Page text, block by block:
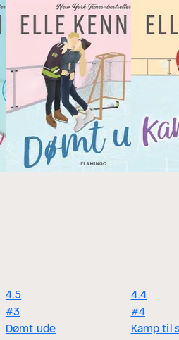
4.5
#3
Dømt ude
4.4
#4
Kamp til